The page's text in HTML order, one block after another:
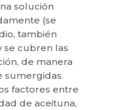
solución
(se
también
se cubren las
de manera
factores entre
de aceituna,